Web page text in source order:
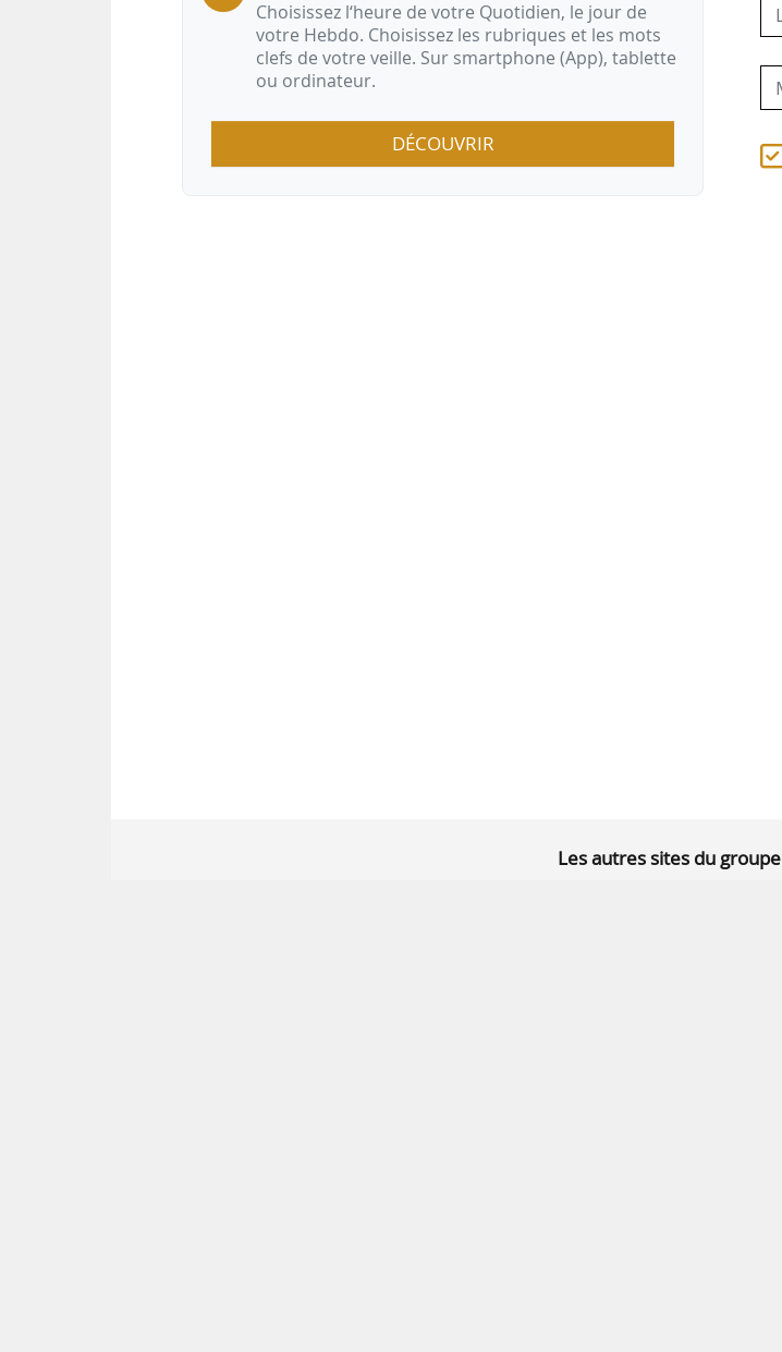
Choisissez l‘heure de votre Quotidien, le jour de
votre Hebdo. Choisissez les rubriques et les mots
clefs de votre veille. Sur smartphone (App), tablette
ou ordinateur.
DÉCOUVRIR
Les autres sites du groupe